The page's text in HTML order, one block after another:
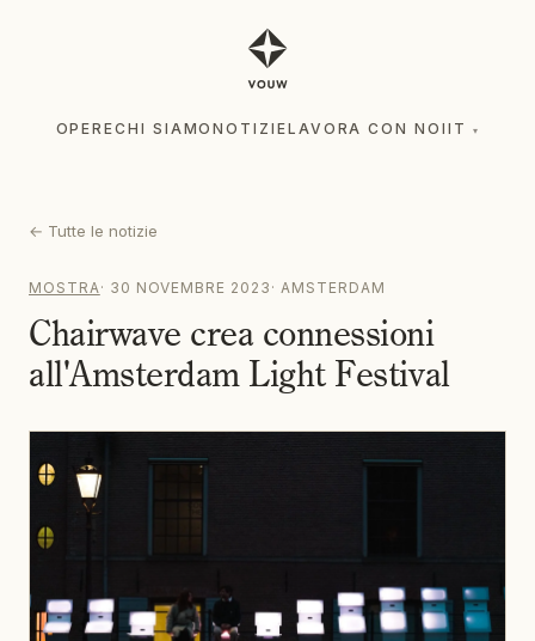
OPERECHI SIAMONOTIZIELAVORA CON NOI IT ▾
← Tutte le notizie
MOSTRA· 30 NOVEMBRE 2023 · AMSTERDAM
Chairwave crea connessioni
all'Amsterdam Light Festival